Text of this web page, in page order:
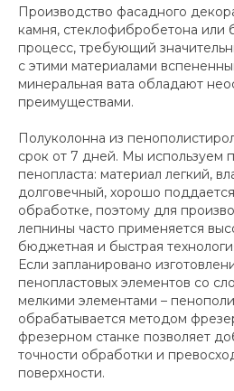
Производство фасадного
камня, стеклофибробетона или
процесс, требующий
с этими материалами
минеральная вата обладают
преимуществами.
Полуколонна из
срок от 7 дней. Мы используем
пенопласта: материал легкий,
долговечный, хорошо
обработке, поэтому для
лепнины часто применяется
бюджетная и быстрая
Если запланировано
пенопластовых элементов со
мелкими элементами –
обрабатывается методом
фрезерном станке позволяет
точности обработки и
поверхности.